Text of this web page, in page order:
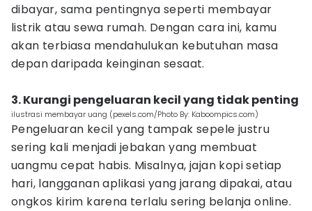
dibayar, sama pentingnya seperti membayar
listrik atau sewa rumah. Dengan cara ini, kamu
akan terbiasa mendahulukan kebutuhan masa
depan daripada keinginan sesaat.
3. Kurangi pengeluaran kecil yang tidak penting
ilustrasi membayar uang (pexels.com/Photo By: Kaboompics.com)
Pengeluaran kecil yang tampak sepele justru
sering kali menjadi jebakan yang membuat
uangmu cepat habis. Misalnya, jajan kopi setiap
hari, langganan aplikasi yang jarang dipakai, atau
ongkos kirim karena terlalu sering belanja online.